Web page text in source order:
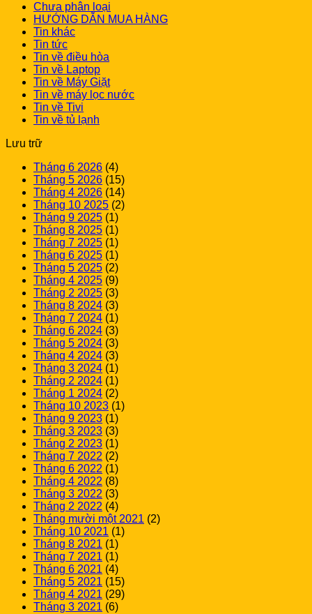
Chưa phân loại
HƯỚNG DẪN MUA HÀNG
Tin khác
Tin tức
Tin về điều hòa
Tin về Laptop
Tin về Máy Giặt
Tin về máy lọc nước
Tin về Tivi
Tin về tủ lạnh
Lưu trữ
Tháng 6 2026 (4)
Tháng 5 2026 (15)
Tháng 4 2026 (14)
Tháng 10 2025 (2)
Tháng 9 2025 (1)
Tháng 8 2025 (1)
Tháng 7 2025 (1)
Tháng 6 2025 (1)
Tháng 5 2025 (2)
Tháng 4 2025 (9)
Tháng 2 2025 (3)
Tháng 8 2024 (3)
Tháng 7 2024 (1)
Tháng 6 2024 (3)
Tháng 5 2024 (3)
Tháng 4 2024 (3)
Tháng 3 2024 (1)
Tháng 2 2024 (1)
Tháng 1 2024 (2)
Tháng 10 2023 (1)
Tháng 9 2023 (1)
Tháng 3 2023 (3)
Tháng 2 2023 (1)
Tháng 7 2022 (2)
Tháng 6 2022 (1)
Tháng 4 2022 (8)
Tháng 3 2022 (3)
Tháng 2 2022 (4)
Tháng mười một 2021 (2)
Tháng 10 2021 (1)
Tháng 8 2021 (1)
Tháng 7 2021 (1)
Tháng 6 2021 (4)
Tháng 5 2021 (15)
Tháng 4 2021 (29)
Tháng 3 2021 (6)